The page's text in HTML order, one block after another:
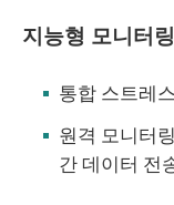
지능형 모니터
통합 스트레
원격 모니터
간 데이터 전